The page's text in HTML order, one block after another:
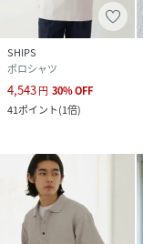
SHIPS
ポロシャツ
4,543円 30%OFF
41ポイント(1倍)